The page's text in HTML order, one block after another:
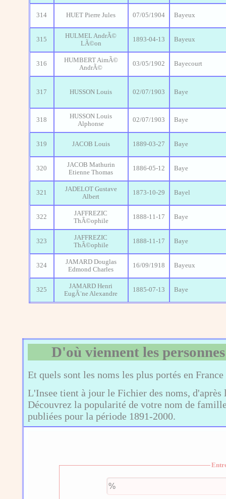
314 HUET Pierre Jules 07/05/1904 Bayeux
315
HULMEL AndrÃ©
LÃ©on
1893-04-13 Bayeux
316
HUMBERT AimÃ©
AndrÃ©
03/05/1902 Bayecourt
317 HUSSON Louis 02/07/1903 Baye
318
HUSSON Louis
Alphonse
02/07/1903 Baye
319 JACOB Louis 1889-03-27 Baye
320
JACOB Mathurin
Etienne Thomas
1886-05-12 Baye
321
JADELOT Gustave
Albert
1873-10-29 Bayel
322
JAFFREZIC
ThÃ©ophile
1888-11-17 Baye
323
JAFFREZIC
ThÃ©ophile
1888-11-17 Baye
324
JAMARD Douglas
Edmond Charles
16/09/1918 Bayeux
325
JAMARD Henri
EugÃ¨ne Alexandre
1885-07-13 Baye
D'où viennent les
Et quels sont les noms les plus portés en
L'Insee tient à jour le Fichier des noms,
Découvrez la popularité de votre nom de
publiées pour la période 1891-2000.